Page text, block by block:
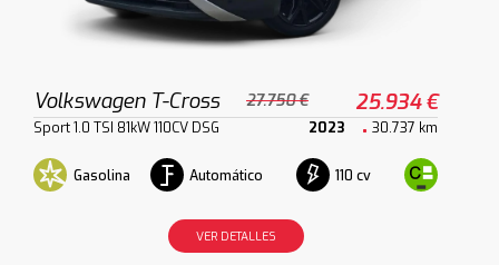
Volkswagen T-Cross 27.750 € 25.934 €
Sport 1.0 TSI 81kW 110CV DSG 2023 30.737 km
Gasolina Automático 110 cv
VER DETALLES